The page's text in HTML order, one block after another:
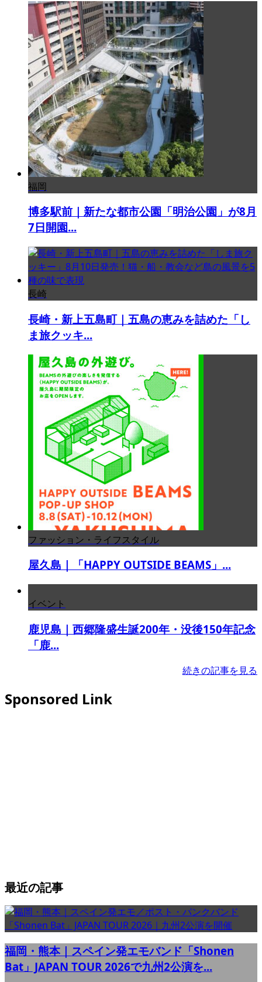
福岡
博多駅前｜新たな都市公園「明治公園」が8月
7日開園...
長崎
長崎・新上五島町｜五島の恵みを詰めた「し
ま旅クッキ...
ファッション・ライフスタイル
屋久島｜「HAPPY OUTSIDE BEAMS」...
イベント
鹿児島｜西郷隆盛生誕200年・没後150年記念
「鹿...
続きの記事を見る
Sponsored Link
最近の記事
福岡・熊本｜スペイン発エモバンド「Shonen
Bat」JAPAN TOUR 2026で九州2公演を...